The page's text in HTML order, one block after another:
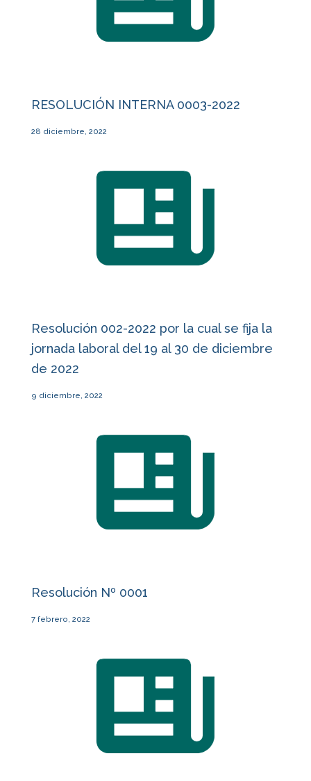
RESOLUCIÓN INTERNA 0003-2022
28 diciembre, 2022
Resolución 002-2022 por la cual se fija la
jornada laboral del 19 al 30 de diciembre
de 2022
9 diciembre, 2022
Resolución Nº 0001
7 febrero, 2022